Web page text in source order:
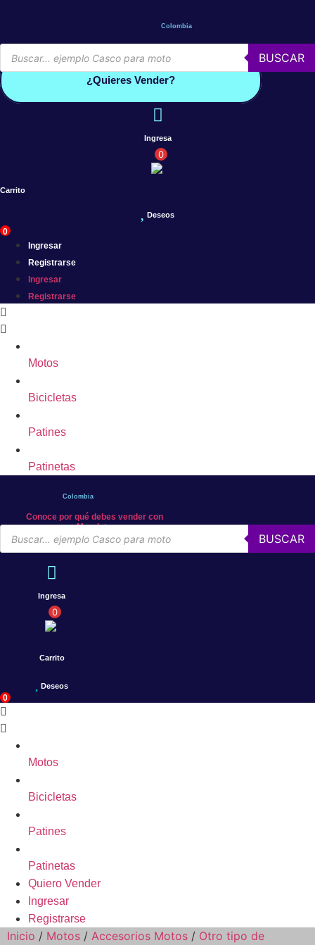
contenido
Colombia
Búsqueda
de
productos
BUSCAR
Conoce por qué debes vender con mercleta
¿Quieres Vender?
Ingresa
0
Carrito
Deseos
0
Ingresar
Registrarse
Ingresar
Registrarse
Motos
Bicicletas
Patines
Patinetas
Colombia
Conoce por qué debes vender con
Mercleta
Búsqueda
de
productos
BUSCAR
Ingresa
0
Carrito
Deseos
0
Motos
Bicicletas
Patines
Patinetas
Quiero Vender
Ingresar
Registrarse
Inicio / Motos / Accesorios Motos / Otro tipo de